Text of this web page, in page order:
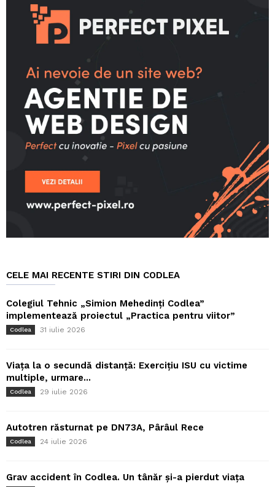
CELE MAI RECENTE STIRI DIN CODLEA
Colegiul Tehnic „Simion Mehedinți Codlea”
implementează proiectul „Practica pentru viitor”
Codlea 31 iulie 2026
Viața la o secundă distanță: Exercițiu ISU cu victime
multiple, urmare...
Codlea 29 iulie 2026
Autotren răsturnat pe DN73A, Pârâul Rece
Codlea 24 iulie 2026
Grav accident în Codlea. Un tânăr și-a pierdut viața